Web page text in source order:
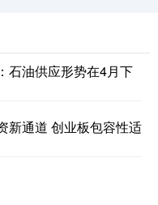
石油供应形势在4月下
新通道 创业板包容性适